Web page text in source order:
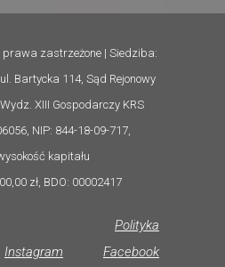
prawa zastrzeżone | Siedziba:
Bartycka 114, Sąd Rejonowy
XIII Gospodarczy KRS
NIP: 844-18-09-717,
kapitału
zł, BDO: 00002417
Polityka
Instagram Facebook